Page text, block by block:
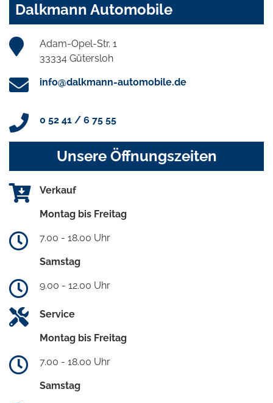
Dalkmann Automobile
Adam-Opel-Str. 1
33334 Gütersloh
info@dalkmann-automobile.de
0 52 41 / 6 75 55
Unsere Öffnungszeiten
Verkauf
Montag bis Freitag
7.00 - 18.00 Uhr
Samstag
9.00 - 12.00 Uhr
Service
Montag bis Freitag
7.00 - 18.00 Uhr
Samstag